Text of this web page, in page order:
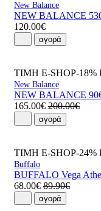
New Balance
NEW BALANCE
120.00€
αγορά
ΤΙΜΗ E-SHOP-18%
New Balance
NEW BALANCE
165.00€ 200.00€
αγορά
ΤΙΜΗ E-SHOP-24%
Buffalo
BUFFALO Vega
68.00€ 89.90€
αγορά